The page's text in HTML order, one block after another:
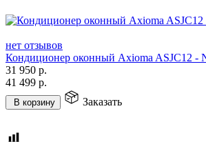
нет отзывов
Кондиционер оконный Axioma ASJC12 -
31 950 р.
41 499 р.
В корзину Заказать